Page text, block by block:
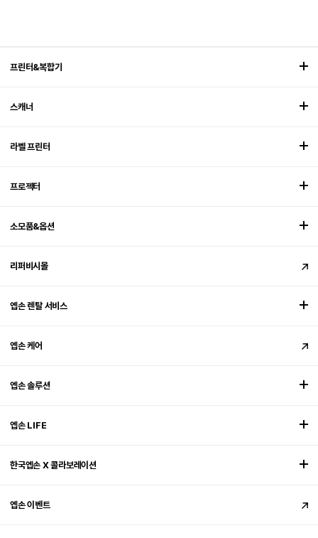
프린터&복합기
스캐너
라벨 프린터
프로젝터
소모품&옵션
리퍼비시몰
엡손 렌탈 서비스
엡손 케어
엡손 솔루션
엡손 LIFE
한국엡손 X 콜라보레이션
엡손 이벤트